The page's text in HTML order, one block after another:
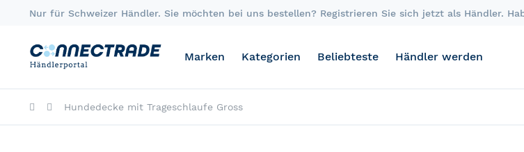
Skip
Nur für Schweizer Händler. Sie möchten bei uns bestellen? Registrieren Sie sich jetzt als Händler.
Marken Kategorien Beliebteste Händler werden
Hundedecke mit Trageschlaufe Gross